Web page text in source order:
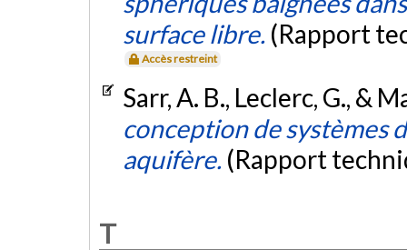
surface libre. (Rapport
Accès restreint
Sarr, A. B., Leclerc, G., &
conception de systèmes
aquifère. (Rapport
T